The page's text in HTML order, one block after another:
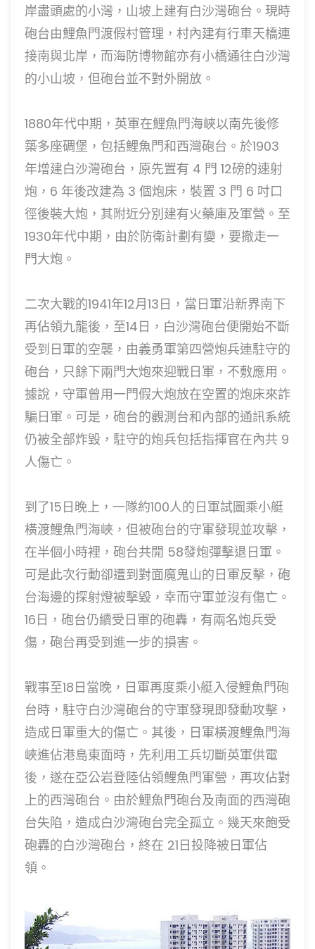
岸盡頭處的小灣，山坡上建有白沙灣砲台。現時
砲台由鯉魚門渡假村管理，村內建有行車天橋連
接南與北岸，而海防博物館亦有小橋通往白沙灣
的小山坡，但砲台並不對外開放。
1880年代中期，英軍在鯉魚門海峽以南先後修
築多座碉堡，包括鯉魚門和西灣砲台。於1903
年增建白沙灣砲台，原先置有 4 門 12磅的速射
炮，6 年後改建為 3 個炮床，裝置 3 門 6 吋口
徑後裝大炮，其附近分別建有火藥庫及軍營。至
1930年代中期，由於防衛計劃有變，要撤走一
門大炮。
二次大戰的1941年12月13日，當日軍沿新界南下
再佔領九龍後，至14日，白沙灣砲台便開始不斷
受到日軍的空襲，由義勇軍第四營炮兵連駐守的
砲台，只餘下兩門大炮來迎戰日軍，不敷應用。
據說，守軍曾用一門假大炮放在空置的炮床來詐
騙日軍。可是，砲台的觀測台和內部的通訊系統
仍被全部炸毀，駐守的炮兵包括指揮官在內共 9
人傷亡。
到了15日晚上，一隊約100人的日軍試圖乘小艇
橫渡鯉魚門海峽，但被砲台的守軍發現並攻擊，
在半個小時裡，砲台共開 58發炮彈擊退日軍。
可是此次行動卻遭到對面魔鬼山的日軍反擊，砲
台海邊的探射燈被擊毀，幸而守軍並沒有傷亡。
16日，砲台仍續受日軍的砲轟，有兩名炮兵受
傷，砲台再受到進一步的損害。
戰事至18日當晚，日軍再度乘小艇入侵鯉魚門砲
台時，駐守白沙灣砲台的守軍發現即發動攻擊，
造成日軍重大的傷亡。其後，日軍橫渡鯉魚門海
峽進佔港島東面時，先利用工兵切斷英軍供電
後，遂在亞公岩登陸佔領鯉魚門軍營，再攻佔對
上的西灣砲台。由於鯉魚門砲台及南面的西灣砲
台失陷，造成白沙灣砲台完全孤立。幾天來飽受
砲轟的白沙灣砲台，終在 21日投降被日軍佔
領。